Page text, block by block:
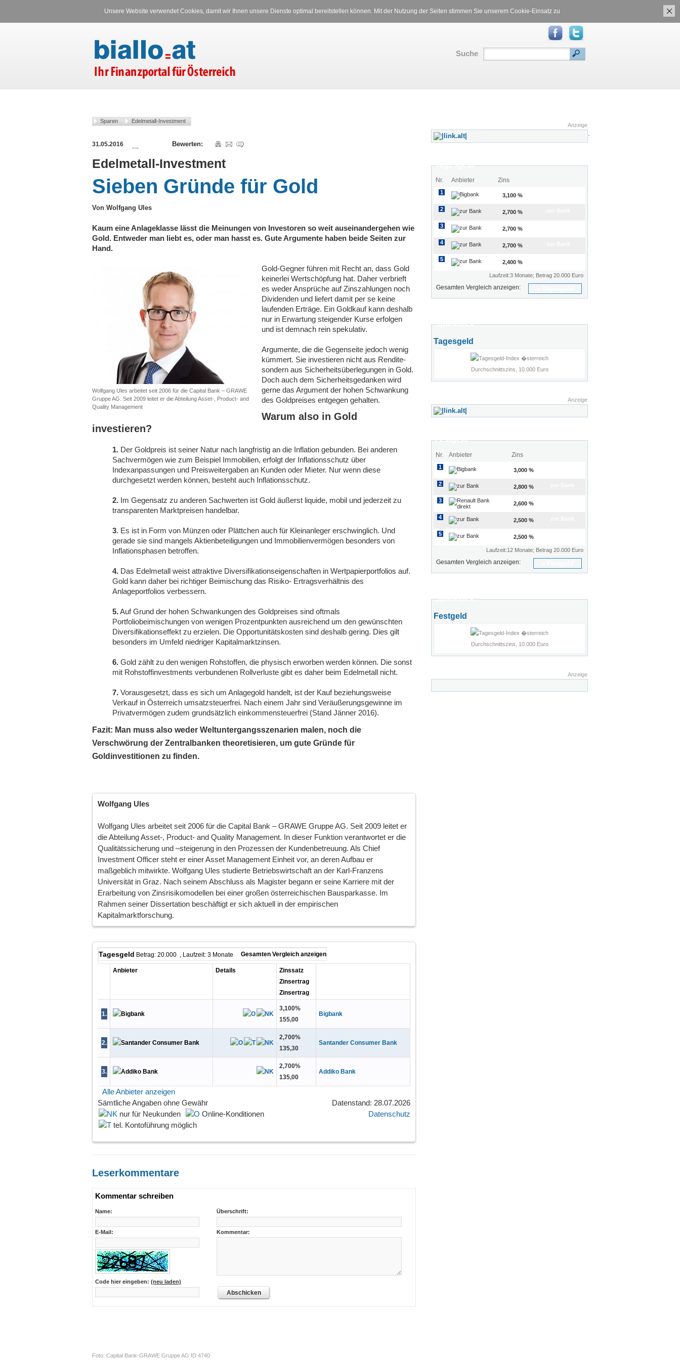
Unsere Website verwendet Cookies, damit wir Ihnen unsere Dienste optimal bereitstellen können. Mit der Nutzung der Seiten stimmen Sie unserem Cookie-Einsatz zu
Suche
Sparen Edelmetall-Investment
31.05.2016
Edelmetall-Investment
Sieben Gründe für Gold
Von Wolfgang Ules
Kaum eine Anlageklasse lässt die Meinungen von Investoren so weit auseinandergehen wie
Gold. Entweder man liebt es, oder man hasst es. Gute Argumente haben beide Seiten zur
Hand.
Wolfgang Ules arbeitet seit 2006 für die Capital Bank – GRAWE
Gruppe AG. Seit 2009 leitet er die Abteilung Asset-, Product- and
Quality Management
Gold-Gegner führen mit Recht an, dass Gold
keinerlei Wertschöpfung hat. Daher verbrieft
es weder Ansprüche auf Zinszahlungen noch
Dividenden und liefert damit per se keine
laufenden Erträge. Ein Goldkauf kann deshalb
nur in Erwartung steigender Kurse erfolgen
und ist demnach rein spekulativ.
Argumente, die die Gegenseite jedoch wenig
kümmert. Sie investieren nicht aus Rendite-
sondern aus Sicherheitsüberlegungen in Gold.
Doch auch dem Sicherheitsgedanken wird
gerne das Argument der hohen Schwankung
des Goldpreises entgegen gehalten.
Warum also in Gold
investieren?
1. Der Goldpreis ist seiner Natur nach langfristig an die Inflation gebunden. Bei anderen
Sachvermögen wie zum Beispiel Immobilien, erfolgt der Inflationsschutz über
Indexanpassungen und Preisweitergaben an Kunden oder Mieter. Nur wenn diese
durchgesetzt werden können, besteht auch Inflationsschutz.
2. Im Gegensatz zu anderen Sachwerten ist Gold äußerst liquide, mobil und jederzeit zu
transparenten Marktpreisen handelbar.
3. Es ist in Form von Münzen oder Plättchen auch für Kleinanleger erschwinglich. Und
gerade sie sind mangels Aktienbeteiligungen und Immobilienvermögen besonders von
Inflationsphasen betroffen.
4. Das Edelmetall weist attraktive Diversifikationseigenschaften in Wertpapierportfolios auf.
Gold kann daher bei richtiger Beimischung das Risiko- Ertragsverhältnis des
Anlageportfolios verbessern.
5.Auf Grund der hohen Schwankungen des Goldpreises sind oftmals
Portfoliobeimischungen von wenigen Prozentpunkten ausreichend um den gewünschten
Diversifikationseffekt zu erzielen. Die Opportunitätskosten sind deshalb gering. Dies gilt
besonders im Umfeld niedriger Kapitalmarktzinsen.
6. Gold zählt zu den wenigen Rohstoffen, die physisch erworben werden können. Die sonst
mit Rohstoffinvestments verbundenen Rollverluste gibt es daher beim Edelmetall nicht.
7. Vorausgesetzt, dass es sich um Anlagegold handelt, ist der Kauf beziehungsweise
Verkauf in Österreich umsatzsteuerfrei. Nach einem Jahr sind Veräußerungsgewinne im
Privatvermögen zudem grundsätzlich einkommensteuerfrei (Stand Jänner 2016).
Fazit: Man muss also weder Weltuntergangsszenarien malen, noch die
Verschwörung der Zentralbanken theoretisieren, um gute Gründe für
Goldinvestitionen zu finden.
Wolfgang Ules
Wolfgang Ules arbeitet seit 2006 für die Capital Bank – GRAWE Gruppe AG. Seit 2009 leitet er
die Abteilung Asset-, Product- and Quality Management. In dieser Funktion verantwortet er die
Qualitätssicherung und –steigerung in den Prozessen der Kundenbetreuung. Als Chief
Investment Officer steht er einer Asset Management Einheit vor, an deren Aufbau er
maßgeblich mitwirkte. Wolfgang Ules studierte Betriebswirtschaft an der Karl-Franzens
Universität in Graz. Nach seinem Abschluss als Magister begann er seine Karriere mit der
Erarbeitung von Zinsrisikomodellen bei einer großen österreichischen Bausparkasse. Im
Rahmen seiner Dissertation beschäftigt er sich aktuell in der empirischen
Kapitalmarktforschung.
Gesamten Vergleich anzeigen
Tagesgeld Betrag: 20.000 , Laufzeit: 3 Monate
Anbieter Details
Zinssatz
Zinsertrag
Zinsertrag
1.
3,100%
155,00
Bigbank
2.
2,700%
135,30
Santander Consumer Bank
3.
2,700%
135,00
Addiko Bank
Alle Anbieter anzeigen
Datenstand: 28.07.2026
Sämtliche Angaben ohne Gewähr
Datenschutz
nur für Neukunden
Online-Konditionen
tel. Kontoführung möglich
Leserkommentare
Kommentar schreiben
Name:
E-Mail:
Code hier eingeben: (neu laden)
Überschrift:
Kommentar:
Abschicken
Foto: Capital Bank-GRAWE Gruppe AG ID:4740
Anzeige
Tagesgeld
Nr. Anbieter Zins
1 3,100 %
2 2,700 %
3 2,700 %
4 2,700 %
5 2,400 %
Laufzeit:3 Monate; Betrag 20.000 Euro
Gesamten Vergleich anzeigen:
Sparindex
Tagesgeld
Durchschnittszins, 10.000 Euro
Anzeige
Festgeld
Nr. Anbieter Zins
1 3,000 %
2 2,800 %
3 2,600 %
4 2,500 %
5 2,500 %
Laufzeit:12 Monate; Betrag 20.000 Euro
Gesamten Vergleich anzeigen:
Sparindex
Festgeld
Durchschnittszins, 10.000 Euro
Anzeige
.